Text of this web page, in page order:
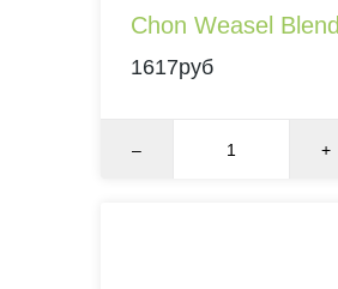
Chon Weasel Blend
1617руб
– +